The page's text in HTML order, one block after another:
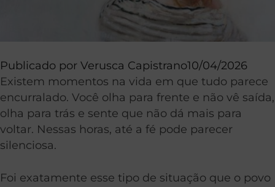
Publicado por Verusca Capistrano10/04/2026
Existem momentos na vida em que tudo parece
encurralado. Você olha para frente e não vê saída,
olha para trás e sente que não dá mais para
voltar. Nessas horas, até a fé pode parecer
silenciosa.
Foi exatamente esse tipo de situação que o povo